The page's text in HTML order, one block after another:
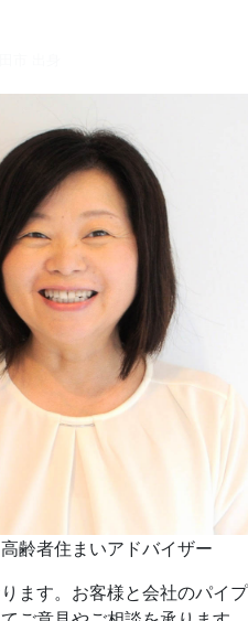
齢者住まいアドバイザー
ます。お客様と会社のパイプ